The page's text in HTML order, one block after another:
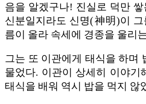
음을 알겠구나! 진실로 덕만
신분일지라도 신명(神明)이
름이 올라 속세에 경종을 울리
그는 또 이관에게 태식을 하며
물었다. 이관이 상세히 이야기
태식을 배워 역시 밥을 먹지 않